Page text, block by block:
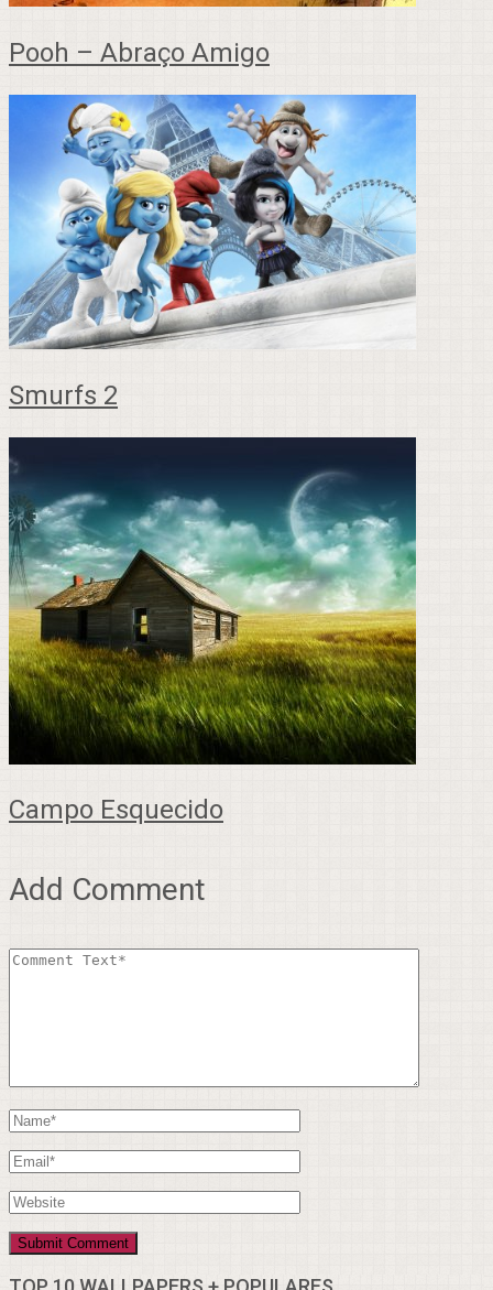
Pooh – Abraço Amigo
Smurfs 2
Campo Esquecido
Add Comment